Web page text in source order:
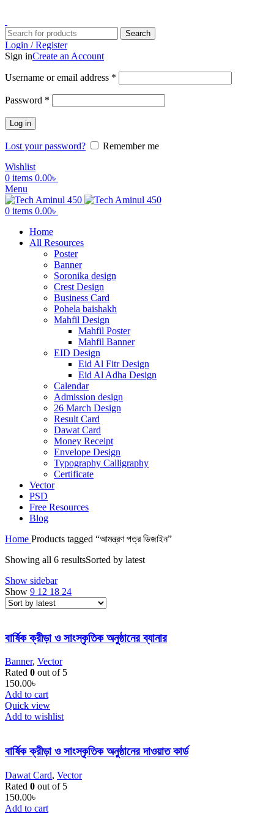
Search
Login / Register
Sign inCreate an Account
Username or email address *
Password *
Log in
Lost your password?
Remember me
Wishlist
0 items 0.00৳
Menu
0 items 0.00৳
Home
All Resources
Poster
Banner
Soronika design
Crest Design
Business Card
Pohela baishakh
Mahfil Design
Mahfil Poster
Mahfil Banner
EID Design
Eid Al Fitr Design
Eid Al Adha Design
Calendar
Admission design
26 March Design
Result Card
Dawat Card
Money Receipt
Envelope Design
Typography Calligraphy
Certificate
Vector
PSD
Free Resources
Blog
Home Products tagged “আমন্ত্রণ পত্র ডিজাইন”
Showing all 6 resultsSorted by latest
Show sidebar
Show 9 12 18 24
বার্ষিক ক্রীড়া ও সাংস্কৃতিক অনুষ্ঠানের ব্যানার
Banner, Vector
Rated 0 out of 5
150.00৳
Add to cart
Quick view
Add to wishlist
বার্ষিক ক্রীড়া ও সাংস্কৃতিক অনুষ্ঠানের দাওয়াত কার্ড
Dawat Card, Vector
Rated 0 out of 5
150.00৳
Add to cart